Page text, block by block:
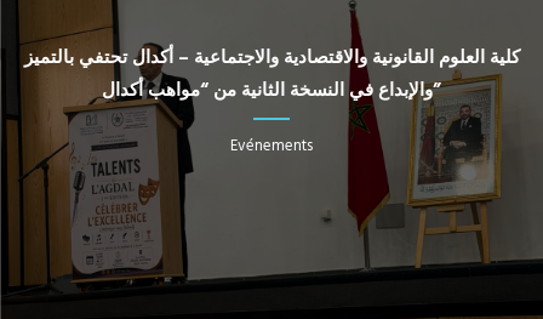
كلية العلوم القانونية والاقتصادية والاجتماعية – أكدال تحتفي بالتميز
والإبداع في النسخة الثانية من “مواهب أكدال”
Evénements